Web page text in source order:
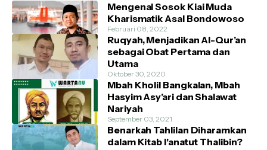
Mengenal Sosok Kiai Muda
Kharismatik Asal Bondowoso
Februari 08, 2022
Ruqyah, Menjadikan Al-Qur’an
sebagai Obat Pertama dan
Utama
Oktober 30, 2020
Mbah Kholil Bangkalan, Mbah
Hasyim Asy’ari dan Shalawat
Nariyah
September 03, 2021
Benarkah Tahlilan Diharamkan
dalam Kitab I'anatut Thalibin?